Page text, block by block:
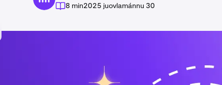
8 min2025 juovlamánnu 30